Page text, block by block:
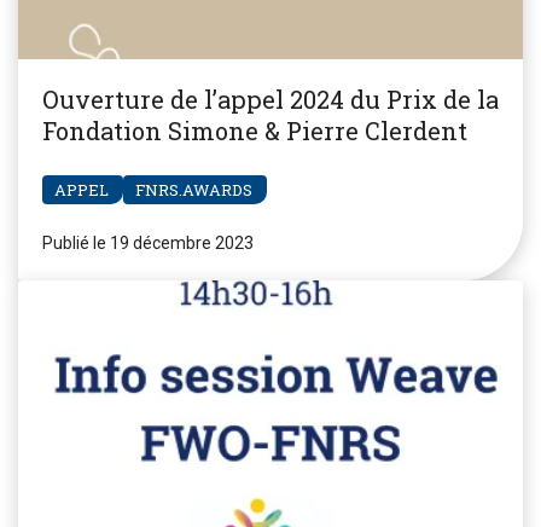
Ouverture de l’appel 2024 du Prix de la
Fondation Simone & Pierre Clerdent
APPEL FNRS.AWARDS
Publié le 19 décembre 2023